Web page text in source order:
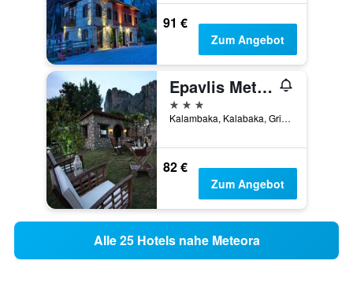
91 €
Zum Angebot
Epavlis Meteora Suites Hotel
3 Sterne
Kalambaka, Kalabaka, Griechenland
82 €
Zum Angebot
Alle 25 Hotels nahe Meteora